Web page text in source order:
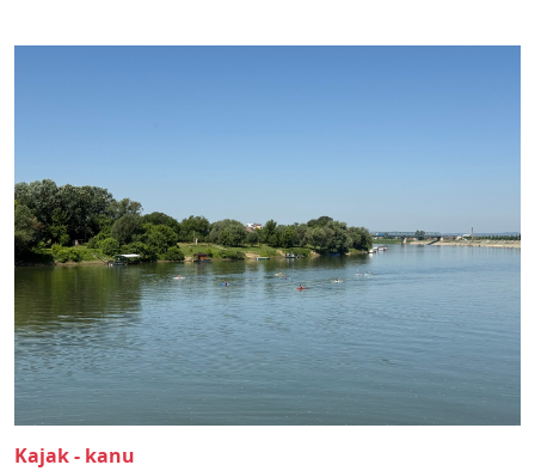
Kajak - kanu